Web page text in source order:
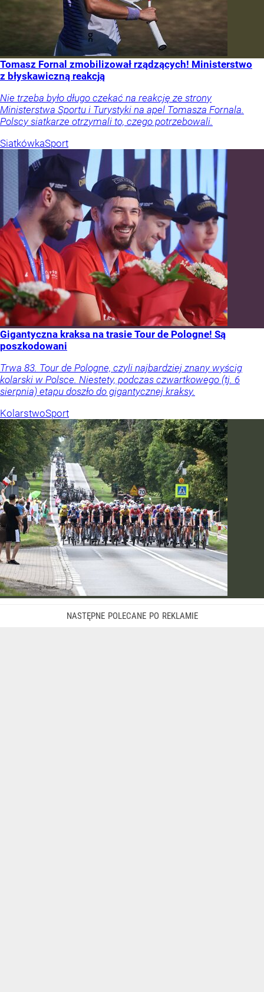
Tomasz Fornal zmobilizował rządzących! Ministerstwo
z błyskawiczną reakcją
Nie trzeba było długo czekać na reakcję ze strony
Ministerstwa Sportu i Turystyki na apel Tomasza Fornala.
Polscy siatkarze otrzymali to, czego potrzebowali.
SiatkówkaSport
Gigantyczna kraksa na trasie Tour de Pologne! Są
poszkodowani
Trwa 83. Tour de Pologne, czyli najbardziej znany wyścig
kolarski w Polsce. Niestety, podczas czwartkowego (tj. 6
sierpnia) etapu doszło do gigantycznej kraksy.
KolarstwoSport